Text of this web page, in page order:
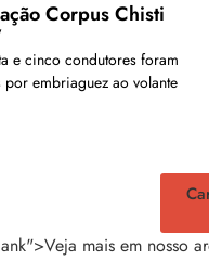
Corpus Chisti
e cinco condutores foram
por embriaguez ao volante
mais em nosso